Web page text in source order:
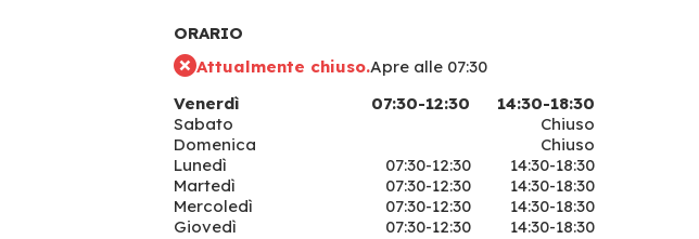
ORARIO
Attualmente chiuso.Apre alle 07:30
Venerdì
07:30-12:30
14:30-18:30
Sabato
Chiuso
Domenica
Chiuso
Lunedì
07:30-12:30
14:30-18:30
Martedì
07:30-12:30
14:30-18:30
Mercoledì
07:30-12:30
14:30-18:30
Giovedì
07:30-12:30 14:30-18:30